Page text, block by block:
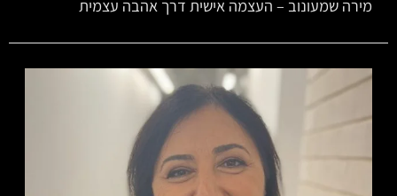
מירה שמעונוב – העצמה אישית דרך אהבה עצמית